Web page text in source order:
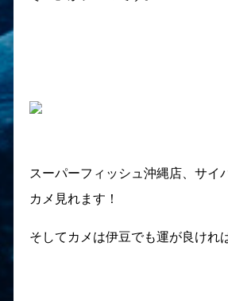
スーパーフィッシュ沖縄店、サイ
カメ見れます！
そしてカメは伊豆でも運が良けれ